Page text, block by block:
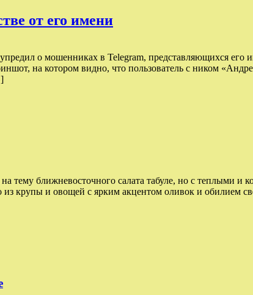
от его имени
о мошенниках в Telegram, представляющихся
на котором видно, что пользователь с ником
тему ближневосточного салата табуле, но с теплыми
крупы и овощей с ярким акцентом оливок и обилием